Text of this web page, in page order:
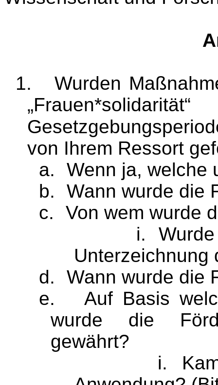
1.
Wurden
„Frauen*solidarität“
von Ihrem Ressort
a.
Wenn ja, welche
b.
Wann wurde die
c.
Von wem wurde
i.
Unterzeichnung
d.
Wann wurde die
e.
Auf Basis
wurde die
gewährt?
i.